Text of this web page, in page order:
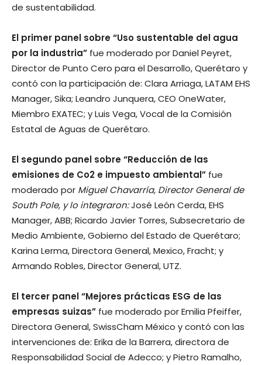
de sustentabilidad.
El primer panel sobre “Uso sustentable del agua
por la industria” fue moderado por Daniel Peyret,
Director de Punto Cero para el Desarrollo, Querétaro y
contó con la participación de: Clara Arriaga, LATAM EHS
Manager, Sika; Leandro Junquera, CEO OneWater,
Miembro EXATEC; y Luis Vega, Vocal de la Comisión
Estatal de Aguas de Querétaro.
El segundo panel sobre “Reducción de las
emisiones de Co2 e impuesto ambiental” fue
moderado por Miguel Chavarría, Director General de
South Pole, y lo integraron:José León Cerda, EHS
Manager, ABB; Ricardo Javier Torres, Subsecretario de
Medio Ambiente, Gobierno del Estado de Querétaro;
Karina Lerma, Directora General, Mexico, Fracht; y
Armando Robles, Director General, UTZ.
El tercer panel “Mejores prácticas ESG de las
empresas suizas” fue moderado porEmilia Pfeiffer,
Directora General, SwissCham México y contó con las
intervenciones de: Erika de la Barrera, directora de
Responsabilidad Social de Adecco; y Pietro Ramalho,